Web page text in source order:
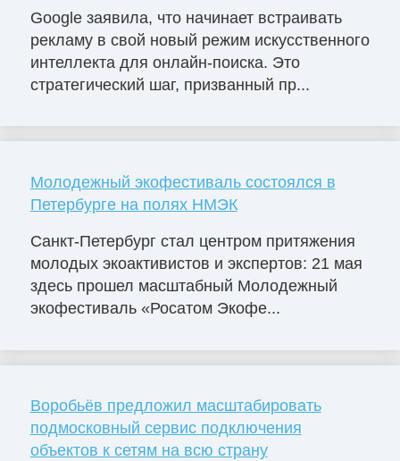
Google заявила, что начинает встраивать
рекламу в свой новый режим искусственного
интеллекта для онлайн-поиска. Это
стратегический шаг, призванный пр...
Молодежный экофестиваль состоялся в
Петербурге на полях НМЭК
Санкт-Петербург стал центром притяжения
молодых экоактивистов и экспертов: 21 мая
здесь прошел масштабный Молодежный
экофестиваль «Росатом Экофе...
Воробьёв предложил масштабировать
подмосковный сервис подключения
объектов к сетям на всю страну